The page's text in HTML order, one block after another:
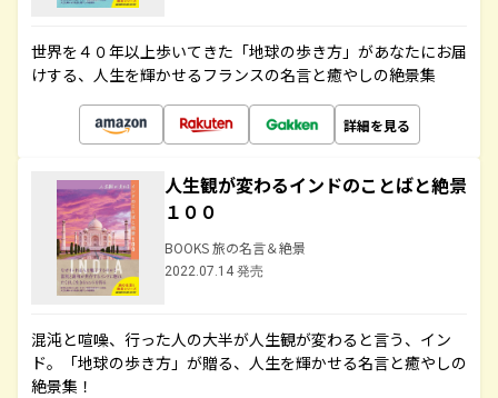
世界を４０年以上歩いてきた「地球の歩き方」があなたにお届
けする、人生を輝かせるフランスの名言と癒やしの絶景集
詳細を見る
人生観が変わるインドのことばと絶景
１００
BOOKS 旅の名言＆絶景
2022.07.14 発売
混沌と喧噪、行った人の大半が人生観が変わると言う、イン
ド。「地球の歩き方」が贈る、人生を輝かせる名言と癒やしの
絶景集！